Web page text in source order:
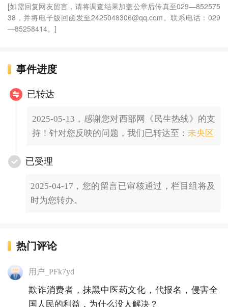
[如需回复网友留言，请将调查结果加盖公章后传真至029—852575
38，并将电子版回函发至2425048306@qq.com。联系电话：029
—85258414。]
事件进度
已转达
2025-05-13，感谢您对西部网《民生热线》的支
持！针对您反映的问题，我们已转达至： 未央区
已受理
2025-04-17，您的留言已审核通过，栏目组将及
时为您转办。
热门评论
用户_PFk7yd
欺诈消费者，抹黑中医药文化，代报名，侵害全
国人民的利益，为什么没人解决？